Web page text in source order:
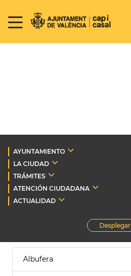
AYUNTAMIENTO
LA CIUDAD
TRÁMITES
ATENCIÓN CIUDADANA
ACTUALIDAD
Desplegar
Albufera